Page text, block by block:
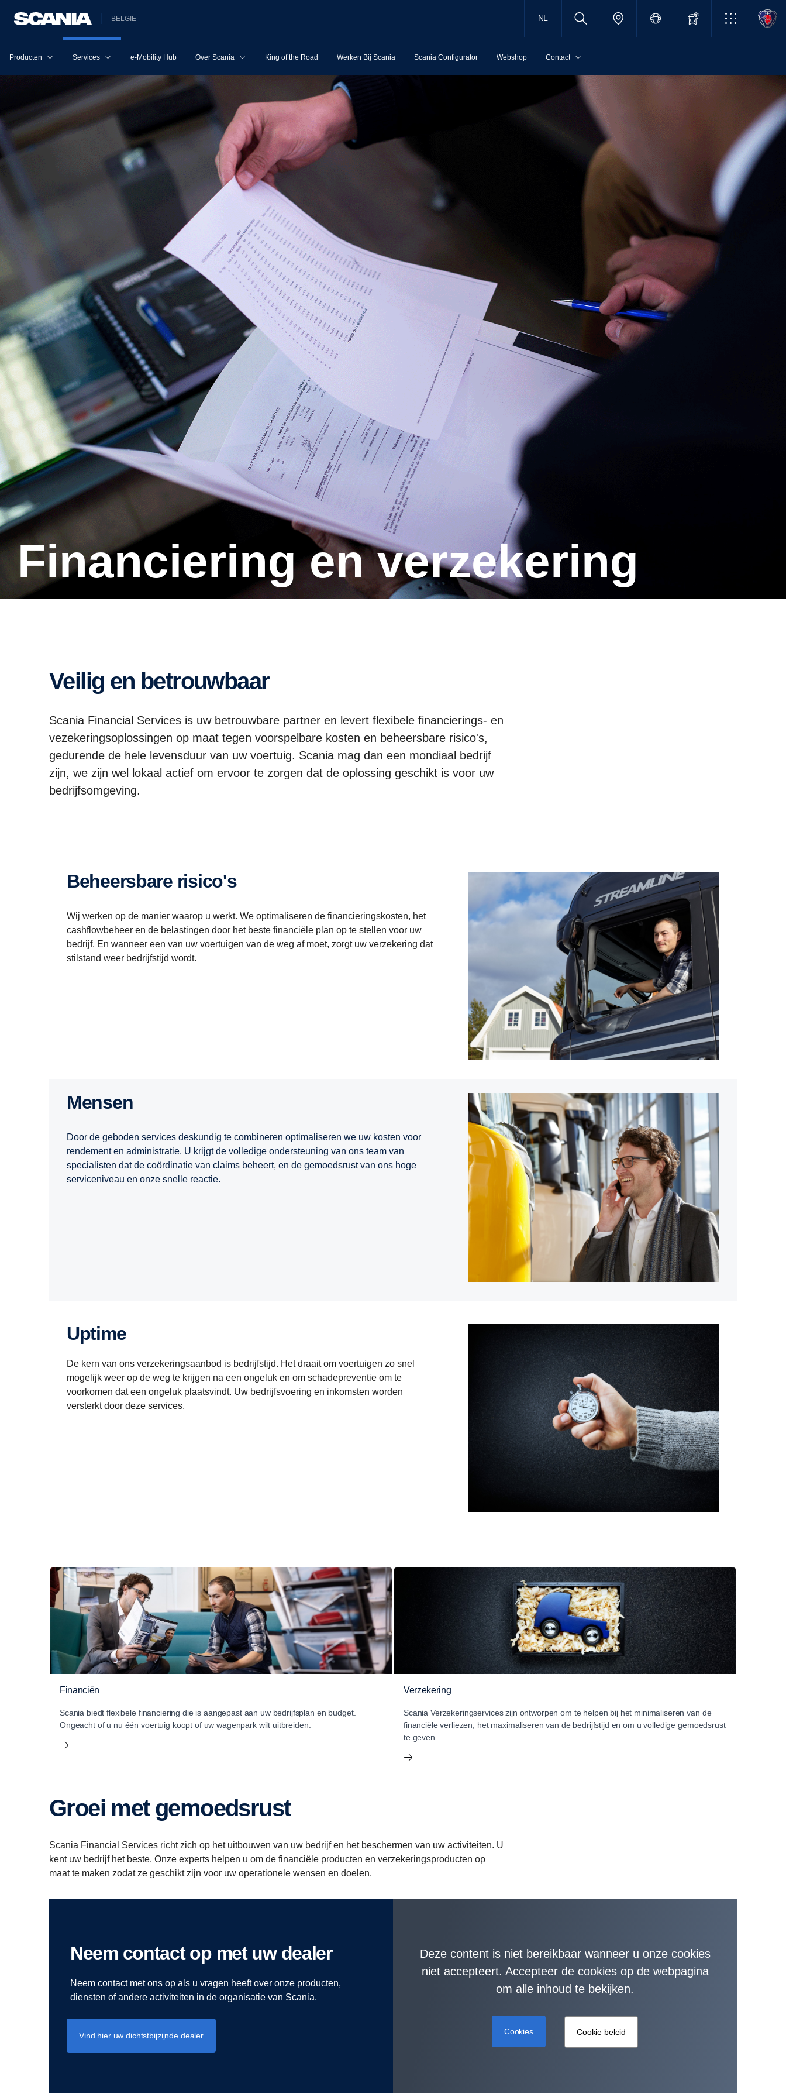
BELGIË NL
Producten Services e-Mobility Hub Over Scania King of the Road Werken Bij Scania Scania Configurator Webshop Contact
Financiering en verzekering
Veilig en betrouwbaar
Scania Financial Services is uw betrouwbare partner en levert flexibele financierings- en
vezekeringsoplossingen op maat tegen voorspelbare kosten en beheersbare risico's,
gedurende de hele levensduur van uw voertuig. Scania mag dan een mondiaal bedrijf
zijn, we zijn wel lokaal actief om ervoor te zorgen dat de oplossing geschikt is voor uw
bedrijfsomgeving.
Beheersbare risico's
Wij werken op de manier waarop u werkt. We optimaliseren de financieringskosten, het
cashflowbeheer en de belastingen door het beste financiële plan op te stellen voor uw
bedrijf. En wanneer een van uw voertuigen van de weg af moet, zorgt uw verzekering dat
stilstand weer bedrijfstijd wordt.
Mensen
Door de geboden services deskundig te combineren optimaliseren we uw kosten voor
rendement en administratie. U krijgt de volledige ondersteuning van ons team van
specialisten dat de coördinatie van claims beheert, en de gemoedsrust van ons hoge
serviceniveau en onze snelle reactie.
Uptime
De kern van ons verzekeringsaanbod is bedrijfstijd. Het draait om voertuigen zo snel
mogelijk weer op de weg te krijgen na een ongeluk en om schadepreventie om te
voorkomen dat een ongeluk plaatsvindt. Uw bedrijfsvoering en inkomsten worden
versterkt door deze services.
Financiën
Scania biedt flexibele financiering die is aangepast aan uw bedrijfsplan en budget.
Ongeacht of u nu één voertuig koopt of uw wagenpark wilt uitbreiden.
Verzekering
Scania Verzekeringservices zijn ontworpen om te helpen bij het minimaliseren van de
financiële verliezen, het maximaliseren van de bedrijfstijd en om u volledige gemoedsrust
te geven.
Groei met gemoedsrust
Scania Financial Services richt zich op het uitbouwen van uw bedrijf en het beschermen van uw activiteiten. U
kent uw bedrijf het beste. Onze experts helpen u om de financiële producten en verzekeringsproducten op
maat te maken zodat ze geschikt zijn voor uw operationele wensen en doelen.
Neem contact op met uw dealer
Neem contact met ons op als u vragen heeft over onze producten,
diensten of andere activiteiten in de organisatie van Scania.
Vind hier uw dichtstbijzijnde dealer
Deze content is niet bereikbaar wanneer u onze cookies
niet accepteert. Accepteer de cookies op de webpagina
om alle inhoud te bekijken.
Cookies Cookie beleid